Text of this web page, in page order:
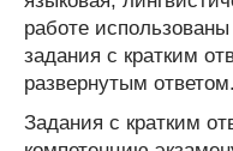
работе
задания с кратким
развернутым ответом.
Задания с кратким